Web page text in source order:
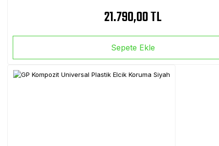
21.790,00 TL
Sepete Ekle